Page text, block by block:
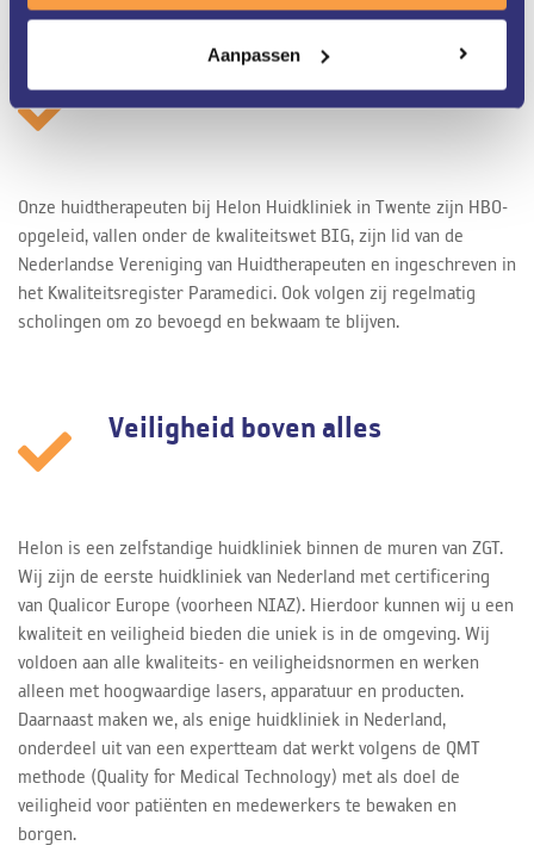
Aanpassen
Gekwalificeerd personeel
Onze huidtherapeuten bij Helon Huidkliniek in Twente zijn HBO-
opgeleid, vallen onder de kwaliteitswet BIG, zijn lid van de
Nederlandse Vereniging van Huidtherapeuten en ingeschreven in
het Kwaliteitsregister Paramedici. Ook volgen zij regelmatig
scholingen om zo bevoegd en bekwaam te blijven.
Veiligheid boven alles
Helon is een zelfstandige huidkliniek binnen de muren van ZGT.
Wij zijn de eerste huidkliniek van Nederland met certificering
van Qualicor Europe (voorheen NIAZ). Hierdoor kunnen wij u een
kwaliteit en veiligheid bieden die uniek is in de omgeving. Wij
voldoen aan alle kwaliteits- en veiligheidsnormen en werken
alleen met hoogwaardige lasers, apparatuur en producten.
Daarnaast maken we, als enige huidkliniek in Nederland,
onderdeel uit van een expertteam dat werkt volgens de QMT
methode (Quality for Medical Technology) met als doel de
veiligheid voor patiënten en medewerkers te bewaken en
borgen.